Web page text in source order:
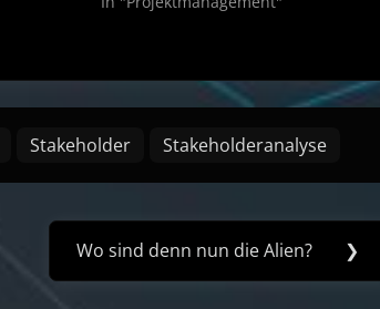
Stakeholder Stakeholderanalyse
Next
Wo sind denn nun die Alien? ❯